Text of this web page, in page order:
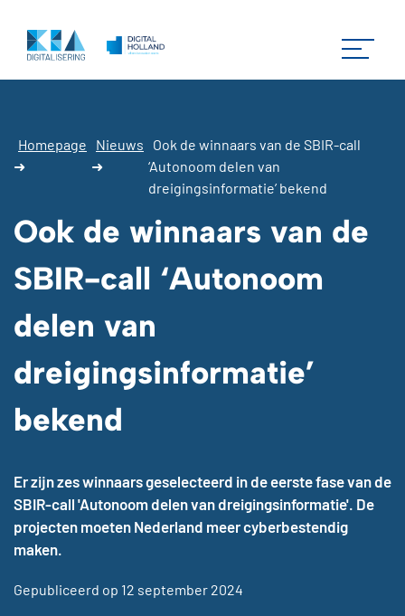
Homepage
➜
Nieuws
➜
Ook de winnaars van de SBIR-call
‘Autonoom delen van
dreigingsinformatie’ bekend
Ook de winnaars van de
SBIR-call ‘Autonoom
delen van
dreigingsinformatie’
bekend
Er zijn zes winnaars geselecteerd in de eerste fase van de
SBIR-call 'Autonoom delen van dreigingsinformatie'. De
projecten moeten Nederland meer cyberbestendig
maken.
Gepubliceerd op 12 september 2024